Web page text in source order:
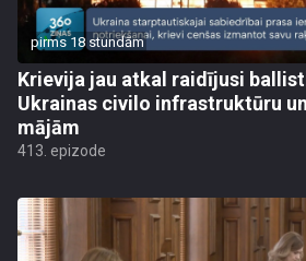
pirms 18 stundām
Krievija jau atkal raidījusi
Ukrainas civilo infrastruktūru
mājām
413. epizode